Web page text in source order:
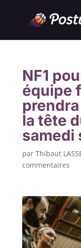
NF1
équipe
la tête
samedi
par Thibaut
commentaires